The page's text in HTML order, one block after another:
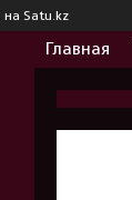
на Satu.kz
Главная